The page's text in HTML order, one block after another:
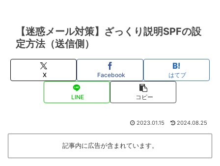
【迷惑メール対策】ざっくり説明SPFの設
定方法（送信側）
X Facebook はてブ
LINE コピー
2023.01.15 2024.08.25
記事内に広告が含まれています。